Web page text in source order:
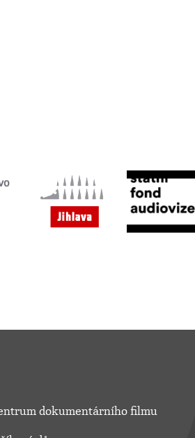
dokumentárního filmu